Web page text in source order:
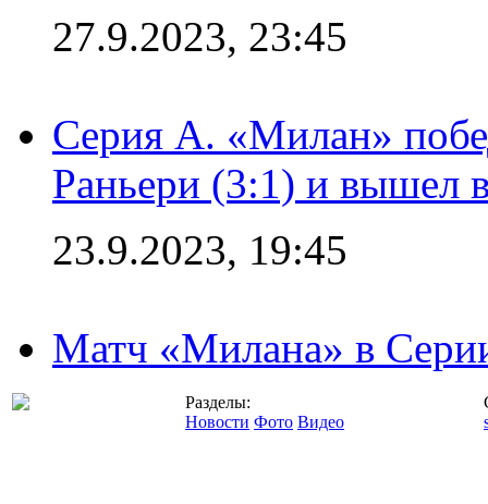
27.9.2023, 23:45
Серия А. «Милан»
Раньери (3:1) и вышел
23.9.2023, 19:45
Матч «Милана» в
Разделы:
Новости Фото Видео